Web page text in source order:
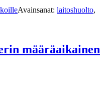
Avainsanat: laitoshuolto,
määräaikainen